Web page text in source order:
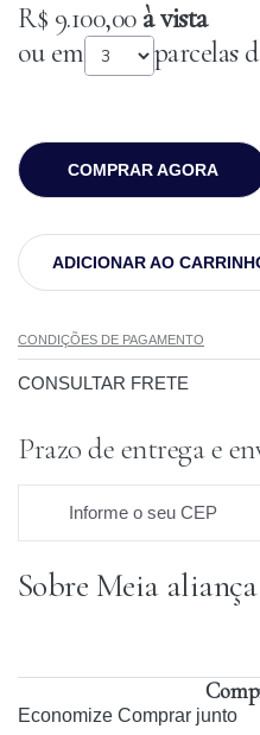
R$ 9.100,00à vista
ou em
parcelas
COMPRAR AGORA
ADICIONAR AO
CONDIÇÕES DE PAGAMENTO
CONSULTAR FRETE
Prazo de entrega e
Informe o seu CEP
Prazo para o CEP
Sobre Meia
Economize Comprar junto